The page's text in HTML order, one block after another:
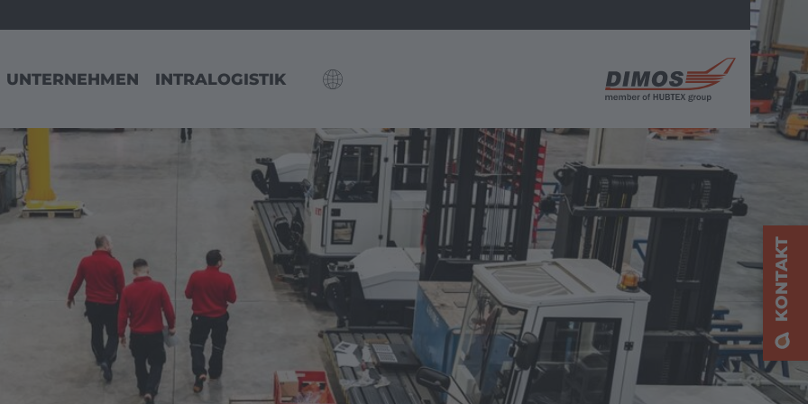
UNTERNEHMEN INTRALOGISTIK
MIDDLE
EAST/ASIA
Dubai
English
Japan
Japanese
KONTAKT